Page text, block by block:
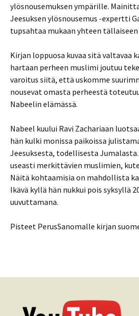
ylösnousemuksen ympärille.
Jeesuksen ylösnousemus -expertti
tupsahtaa mukaan yhteen
Kirjan loppuosa kuvaa sitä valtavaa
hartaan perheen muslimi joutuu
varoitus siitä, että uskomme
nousevat omasta perheestä
Nabeelin elämässä.
Nabeel kuului Ravi Zachariaan
hän kulki monissa paikoissa
Jeesuksesta, todellisesta
useasti merkittävien muslimien,
Näitä kohtaamisia on mahdollista
Ikävä kyllä hän nukkui pois syksyllä
uuvuttamana.
Pisteet PerusSanomalle kirjan